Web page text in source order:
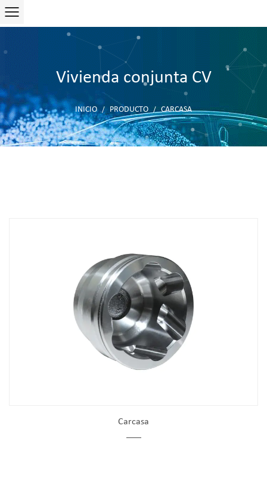
Vivienda conjunta CV
INICIO / PRODUCTO / CARCASA
Carcasa